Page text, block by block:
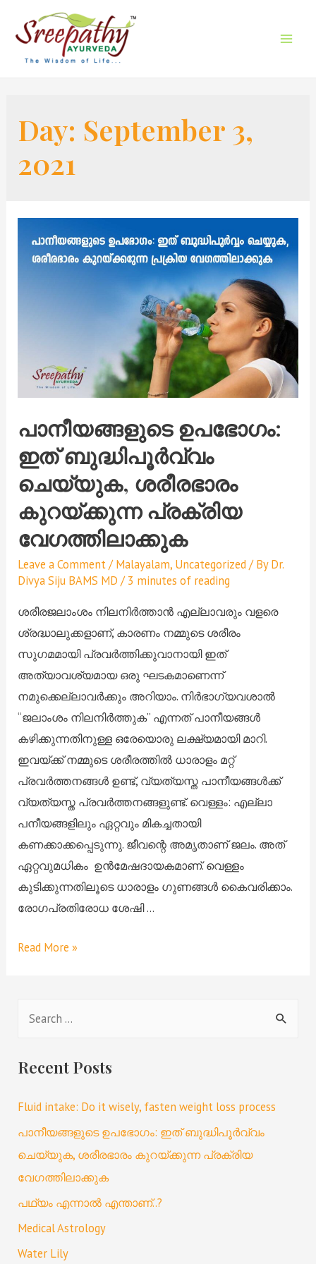
Day: September 3,
2021
പാനീയങ്ങളുടെ ഉപഭോഗം:
ഇത് ബുദ്ധിപൂർവ്വം
ചെയ്യുക, ശരീരഭാരം
കുറയ്ക്കുന്ന പ്രക്രിയ
വേഗത്തിലാക്കുക
Leave a Comment/Malayalam, Uncategorized/ ByDr.
Divya Siju BAMS MD /3 minutes of reading
ശരീരജലാംശം നിലനിർത്താൻ എല്ലാവരും വളരെ
ശ്രദ്ധാലുക്കളാണ്, കാരണം നമ്മുടെ ശരീരം
സുഗമമായി പ്രവർത്തിക്കുവാനായി ഇത്
അത്യാവശ്യമായ ഒരു ഘടകമാണെന്ന്
നമുക്കെല്ലാവർക്കും അറിയാം. നിർഭാഗ്യവശാൽ
“ജലാംശം നിലനിർത്തുക” എന്നത് പാനീയങ്ങൾ
കഴിക്കുന്നതിനുള്ള ഒരേയൊരു ലക്ഷ്യമായി മാറി.
ഇവയ്ക്ക് നമ്മുടെ ശരീരത്തിൽ ധാരാളം മറ്റ്
പ്രവർത്തനങ്ങൾ ഉണ്ട്, വ്യത്യസ്ത പാനീയങ്ങൾക്ക്
വ്യത്യസ്ത പ്രവർത്തനങ്ങളുണ്ട്. വെള്ളം: എല്ലാ
പനീയങ്ങളിലും ഏറ്റവും മികച്ചതായി
കണക്കാക്കപ്പെടുന്നു. ജീവന്റെ അമൃതാണ് ജലം. അത്
ഏറ്റവുമധികം ഉൻമേഷദായകമാണ്. വെള്ളം
കുടിക്കുന്നതിലൂടെ ധാരാളം ഗുണങ്ങൾ കൈവരിക്കാം.
രോഗപ്രതിരോധ ശേഷി …
Read More »
Recent Posts
Fluid intake: Do it wisely, fasten weight loss process
പാനീയങ്ങളുടെ ഉപഭോഗം: ഇത് ബുദ്ധിപൂർവ്വം
ചെയ്യുക, ശരീരഭാരം കുറയ്ക്കുന്ന പ്രക്രിയ
വേഗത്തിലാക്കുക
പഥ്യം എന്നാൽ എന്താണ്..?
Medical Astrology
Water Lily